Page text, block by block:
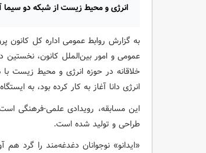
انرژی و محیط زیست از شبکه دو سیما
به گزارش روابط عمومی اداره کل کانون
خلاقانه در حوزه انرژی و محیط زیست
انرژی دانا آغاز به کار کرده بود، به
این مسابقه، رویدادی علمی-فرهنگی
طراحی و تولید شده است.
«ایدانو» نوجوانان دغدغه‌مند را گرد